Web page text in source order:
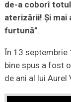
de-a coborî
aterizării! Şi mai
furtună”.
În 13 septembrie
bine spus a fost
de ani al lui Aurel